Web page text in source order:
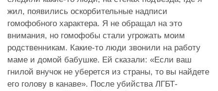
жил, появились оскорбительные надписи
гомофобного характера. Я не обращал на это
внимания, но гомофобы стали угрожать моим
родственникам. Какие-то люди звонили на работу
маме и домой бабушке. Ей сказали: «Если ваш
гнилой внучок не уберется из страны, то вы найдете
его голову в канаве». После убийства ЛГБТ-